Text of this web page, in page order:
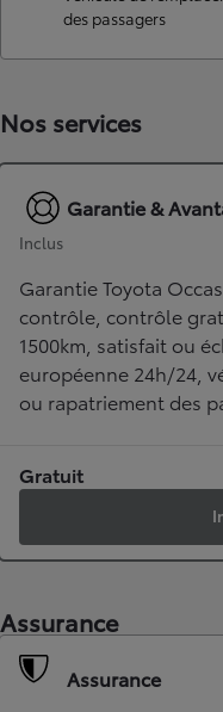
des passagers
Nos services
Garantie &
Inclus
Garantie Toyota
contrôle, contrôle
1500km, satisfait ou
européenne 24h/24,
ou rapatriement des
Gratuit
Assurance
Assurance